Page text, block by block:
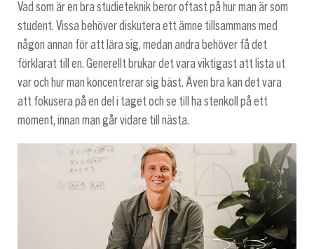
Vad som är en bra studieteknik beror oftast på hur man är som
student. Vissa behöver diskutera ett ämne tillsammans med
någon annan för att lära sig, medan andra behöver få det
förklarat till en. Generellt brukar det vara viktigast att lista ut
var och hur man koncentrerar sig bäst. Även bra kan det vara
att fokusera på en del i taget och se till ha stenkoll på ett
moment, innan man går vidare till nästa.